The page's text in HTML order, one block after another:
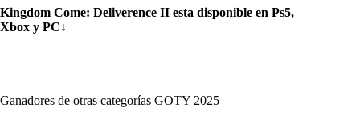
Kingdom Come: Deliverence II esta disponible en Ps5,
Xbox y PC↓
Ganadores de otras categorías GOTY 2025